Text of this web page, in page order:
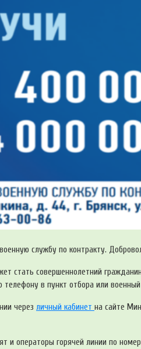
службу по контракту.
стать совершеннолетний
телефону в пункт отбора или
через личный кабинет на сайте
и операторы горячей линии по